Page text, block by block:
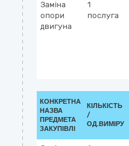
Заміна
опори
двигуна
1
послуга
КОНКРЕТНА
НАЗВА
ПРЕДМЕТА
ЗАКУПІВЛІ
КІЛЬКІСТЬ
/
ОД.ВИМІРУ